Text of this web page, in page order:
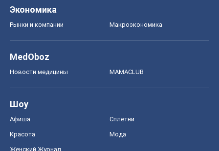
Экономика
Рынки и компании Mакроэкономика
MedOboz
Новости медицины MAMACLUB
Шоу
Афиша Сплетни
Красота Мода
Женский Журнал